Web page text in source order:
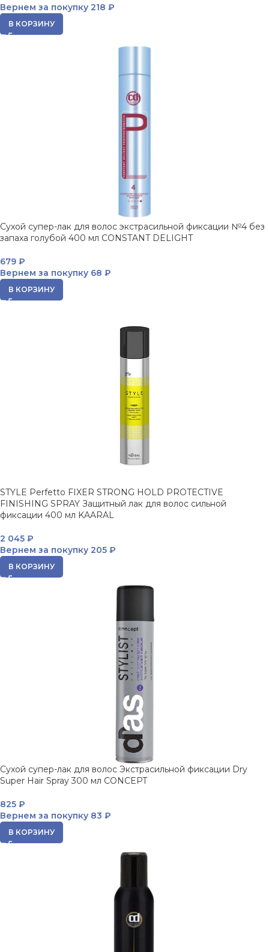
Вернем за покупку 218 ₽
В КОРЗИНУ
Сухой супер-лак для волос экстрасильной фиксации №4 без
запаха голубой 400 мл CONSTANT DELIGHT
679 ₽
Вернем за покупку 68 ₽
В КОРЗИНУ
STYLE Perfetto FIXER STRONG HOLD PROTECTIVE
FINISHING SPRAY Защитный лак для волос сильной
фиксации 400 мл KAARAL
2 045 ₽
Вернем за покупку 205 ₽
В КОРЗИНУ
Сухой супер-лак для волос Экстрасильной фиксации Dry
Super Hair Spray 300 мл CONCEPT
825 ₽
Вернем за покупку 83 ₽
В КОРЗИНУ